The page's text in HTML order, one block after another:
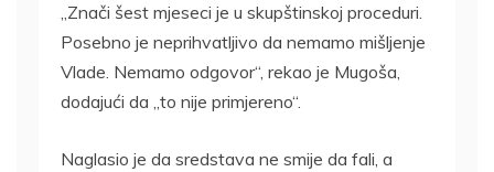
„Znači šest mjeseci je u skupštinskoj proceduri.
Posebno je neprihvatljivo da nemamo mišljenje
Vlade. Nemamo odgovor“, rekao je Mugoša,
dodajući da „to nije primjereno“.
Naglasio je da sredstava ne smije da fali, a